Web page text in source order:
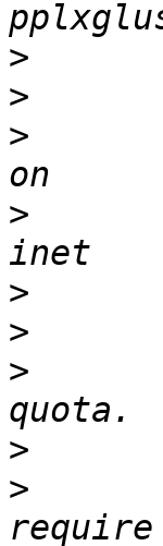
>
>
>
>
>
>
> I
>
>